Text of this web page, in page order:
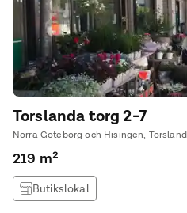
Torslanda torg 2-7
Norra Göteborg och Hisingen,
219 m²
Butikslokal